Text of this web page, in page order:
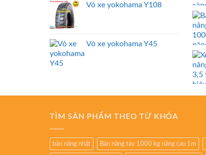
Vỏ xe yokohama Y108
Vỏ xe yokohama Y45
TÌM SẢN PHẨM THEO TỪ KHÓA
bàn nâng nhật Bàn nâng tay 1000 kg nâng cao 1m